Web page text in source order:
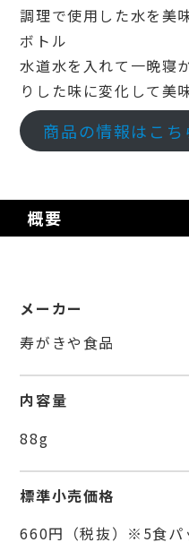
調理で使用した水を美
ボトル
水道水を入れて一晩寝
りした味に変化して美
商品の情報はこち
概要
メーカー
寿がきや食品
内容量
88g
標準小売価格
660円（税抜）※5食パ